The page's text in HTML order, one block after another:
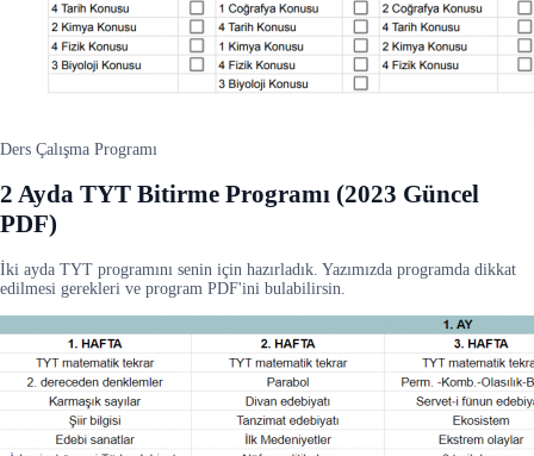
Ders Çalışma Programı
2 Ayda TYT Bitirme Programı (2023 Güncel
PDF)
İki ayda TYT programını senin için hazırladık. Yazımızda programda dikkat
edilmesi gerekleri ve program PDF'ini bulabilirsin.